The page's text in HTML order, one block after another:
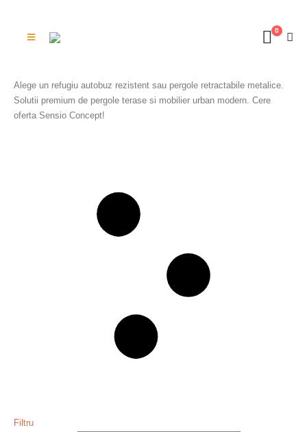
0
Alege un refugiu autobuz rezistent sau pergole retractabile metalice.
Solutii premium de pergole terase si mobilier urban modern. Cere
oferta Sensio Concept!
Filtru